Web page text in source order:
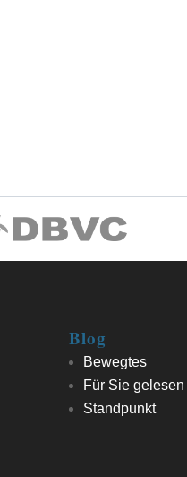
Blog
Bewegtes
Für Sie gelesen
Standpunkt